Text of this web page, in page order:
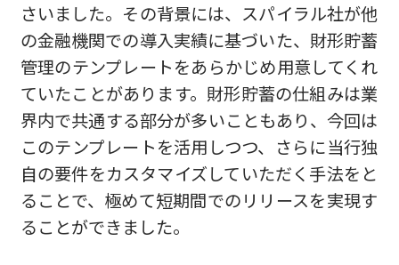
さいました。その背景には、スパイラル社が他
の金融機関での導入実績に基づいた、財形貯蓄
管理のテンプレートをあらかじめ用意してくれ
ていたことがあります。財形貯蓄の仕組みは業
界内で共通する部分が多いこともあり、今回は
このテンプレートを活用しつつ、さらに当行独
自の要件をカスタマイズしていただく手法をと
ることで、極めて短期間でのリリースを実現す
ることができました。